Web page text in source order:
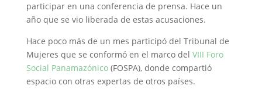
participar en una conferencia de prensa. Hace un
año que se vio liberada de estas acusaciones.
Hace poco más de un mes participó del Tribunal de
Mujeres que se conformó en el marco del VIII Foro
Social Panamazónico(FOSPA), donde compartió
espacio con otras expertas de otros países.